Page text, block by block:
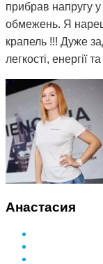
прибрав напругу
обмежень. Я
крапель !!! Дуже
легкості, енергії
Анастасия